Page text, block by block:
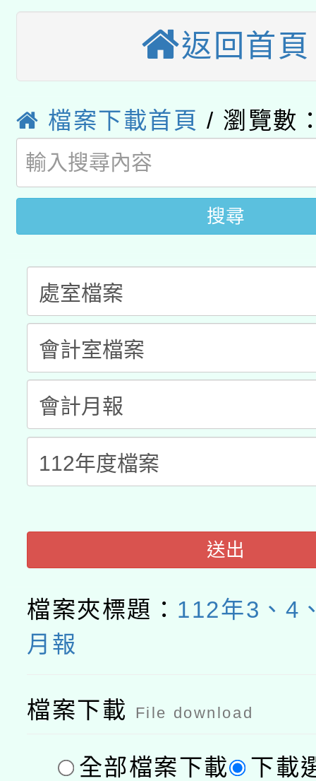
用水績優單位及節水達
桃園市孔廟祈福系列
開 智慧啟航」
2026年桃園地景藝術
本校115學年度第2次
招甄選結果公告(無人
招)
適應運動共學行動站研
本館辦理115年度閱讀
暨閱讀推動專業研習
科技賦能─人工智慧
礎課程
A3數位素養講師名單
「數位內容與教學軟
pilot」
有關大陸委員會函釋公
薪期間赴陸應申請許可
轉知經濟部水利署委託
業技術研究院辦理「
用水績優單位及節水達
動」
115年8月22日(星期六
桃園市孔廟祈福系列
開 智慧啟航」
2026年桃園地景藝術
返回首頁
檔案下載首頁 / 瀏覽數
搜尋
送出
檔案夾標題： 112年3、4
月報
檔案下載 File download
全部檔案下載 下載